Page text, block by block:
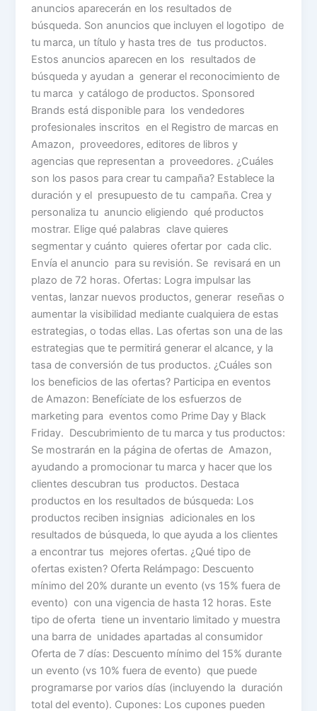
anuncios aparecerán en los resultados de
búsqueda. Son anuncios que incluyen el logotipo de
tu marca, un título y hasta tres de tus productos.
Estos anuncios aparecen en los resultados de
búsqueda y ayudan a generar el reconocimiento de
tu marca y catálogo de productos. Sponsored
Brands está disponible para los vendedores
profesionales inscritos en el Registro de marcas en
Amazon, proveedores, editores de libros y
agencias que representan a proveedores. ¿Cuáles
son los pasos para crear tu campaña? Establece la
duración y el presupuesto de tu campaña. Crea y
personaliza tu anuncio eligiendo qué productos
mostrar. Elige qué palabras clave quieres
segmentar y cuánto quieres ofertar por cada clic.
Envía el anuncio para su revisión. Se revisará en un
plazo de 72 horas. Ofertas: Logra impulsar las
ventas, lanzar nuevos productos, generar reseñas o
aumentar la visibilidad mediante cualquiera de estas
estrategias, o todas ellas. Las ofertas son una de las
estrategias que te permitirá generar el alcance, y la
tasa de conversión de tus productos. ¿Cuáles son
los beneficios de las ofertas? Participa en eventos
de Amazon: Benefíciate de los esfuerzos de
marketing para eventos como Prime Day y Black
Friday. Descubrimiento de tu marca y tus productos:
Se mostrarán en la página de ofertas de Amazon,
ayudando a promocionar tu marca y hacer que los
clientes descubran tus productos. Destaca
productos en los resultados de búsqueda: Los
productos reciben insignias adicionales en los
resultados de búsqueda, lo que ayuda a los clientes
a encontrar tus mejores ofertas. ¿Qué tipo de
ofertas existen? Oferta Relámpago: Descuento
mínimo del 20% durante un evento (vs 15% fuera de
evento) con una vigencia de hasta 12 horas. Este
tipo de oferta tiene un inventario limitado y muestra
una barra de unidades apartadas al consumidor
Oferta de 7 días: Descuento mínimo del 15% durante
un evento (vs 10% fuera de evento) que puede
programarse por varios días (incluyendo la duración
total del evento). Cupones: Los cupones pueden